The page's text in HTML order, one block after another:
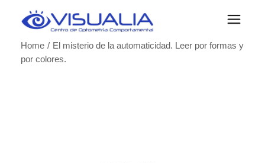
Home
El misterio de la automaticidad. Leer por formas y
por colores.